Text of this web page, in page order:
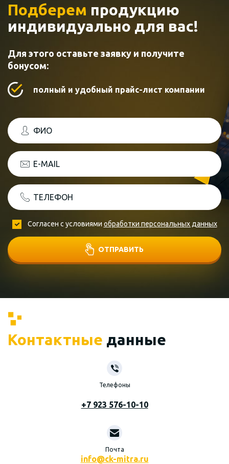
Подберем продукцию
индивидуально для вас!
Для этого оставьте заявку и получите
бонусом:
полный и удобный прайс-лист компании
ФИО
E-MAIL
ТЕЛЕФОН
Согласен с условиями обработки персональных данных
ОТПРАВИТЬ
Контактные данные
Телефоны
+7 923 576-10-10
Почта
info@ck-mitra.ru